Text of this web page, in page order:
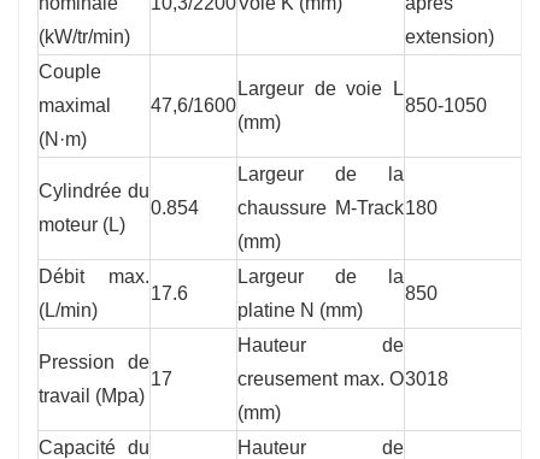
(kW/tr/min)
extension)
Couple
maximal
(N·m)
47,6/1600
Largeur de voie L
(mm)
850-1050
Cylindrée du
moteur (L)
0.854
Largeur de la
chaussure M-Track
(mm)
180
Débit max.
(L/min)
17.6
Largeur de la
platine N (mm)
850
Pression de
travail (Mpa)
17
Hauteur de
creusement max. O
(mm)
3018
Capacité du
Hauteur de